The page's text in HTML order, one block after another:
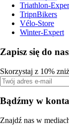
Triathlon-
TripnBikers
Vélo-Store
Winter-Expert
Zapisz się do
Skorzystaj z 10%
Bądźmy w
Znajdź nas w